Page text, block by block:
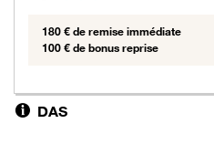
180 € de remise immédiate
100 € de bonus reprise
DAS